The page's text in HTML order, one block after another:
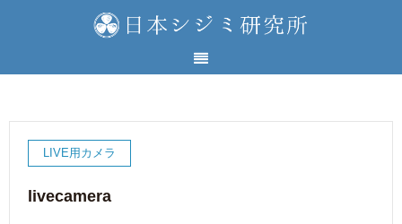
LIVE用カメラ
livecamera